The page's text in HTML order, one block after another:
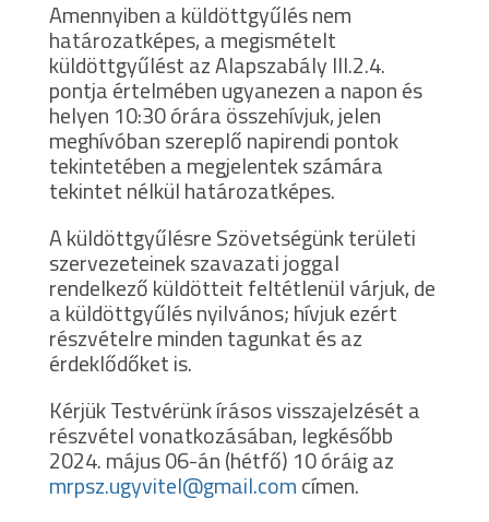
Amennyiben a küldöttgyűlés nem
határozatképes, a megismételt
küldöttgyűlést az Alapszabály III.2.4.
pontja értelmében ugyanezen a napon és
helyen 10:30 órára összehívjuk, jelen
meghívóban szereplő napirendi pontok
tekintetében a megjelentek számára
tekintet nélkül határozatképes.
A küldöttgyűlésre Szövetségünk területi
szervezeteinek szavazati joggal
rendelkező küldötteit feltétlenül várjuk, de
a küldöttgyűlés nyilvános; hívjuk ezért
részvételre minden tagunkat és az
érdeklődőket is.
Kérjük Testvérünk írásos visszajelzését a
részvétel vonatkozásában, legkésőbb
2024. május 06-án (hétfő) 10 óráig az
mrpsz.ugyvitel@gmail.comcímen.